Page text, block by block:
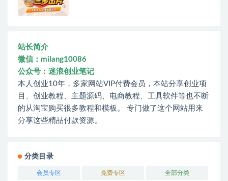
站长简介
微信：milang10086
公众号：迷浪创业笔记
本人创业10年，多家网站VIP付费会员，本站分享创业项
目、创业教程、主题源码、电商教程、工具软件等也不断
的从淘宝购买很多教程和模板。 专门做了这个网站用来
分享这些精品付款资源。
分类目录
会员专区 免费专区 全部分类